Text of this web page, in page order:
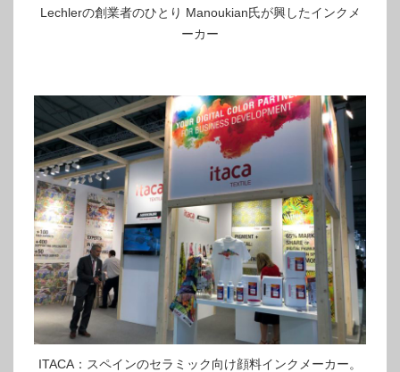
Lechlerの創業者のひとり Manoukian氏が興したインクメ
ーカー
ITACA：スペインのセラミック向け顔料インクメーカー。